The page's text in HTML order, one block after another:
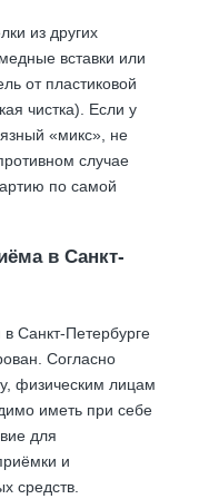
из других
вставки или
от пластиковой
чистка). Если у
«микс», не
случае
по самой
в Санкт-
Санкт-Петербурге
Согласно
физическим лицам
иметь при себе
для
и
средств.